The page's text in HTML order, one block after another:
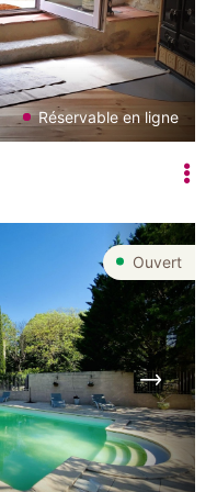
Réservable en ligne
Ouvert
Suivant